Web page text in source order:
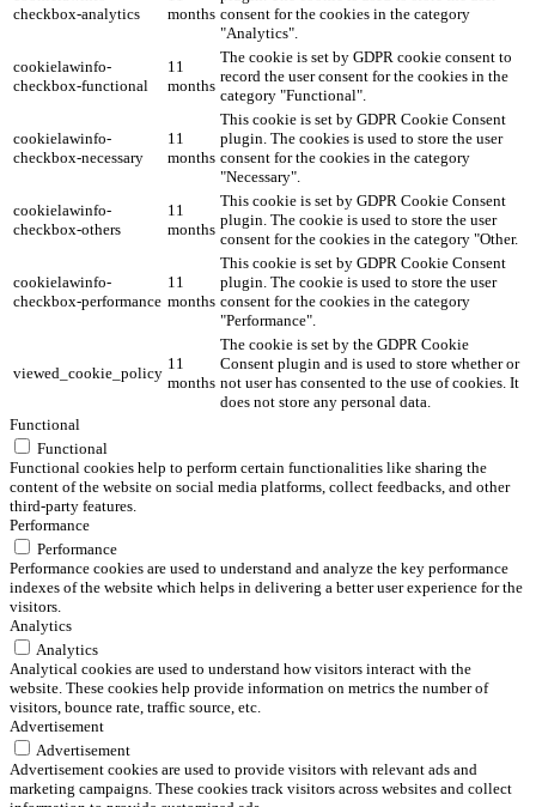
checkbox-analytics
months consent for the cookies in the category
"Analytics".
cookielawinfo-
checkbox-functional
11
months
The cookie is set by GDPR cookie consent to
record the user consent for the cookies in the
category "Functional".
cookielawinfo-
checkbox-necessary
11
months
This cookie is set by GDPR Cookie Consent
plugin. The cookies is used to store the user
consent for the cookies in the category
"Necessary".
cookielawinfo-
checkbox-others
11
months
This cookie is set by GDPR Cookie Consent
plugin. The cookie is used to store the user
consent for the cookies in the category "Other.
cookielawinfo-
checkbox-performance
11
months
This cookie is set by GDPR Cookie Consent
plugin. The cookie is used to store the user
consent for the cookies in the category
"Performance".
viewed_cookie_policy
11
months
The cookie is set by the GDPR Cookie
Consent plugin and is used to store whether or
not user has consented to the use of cookies. It
does not store any personal data.
Functional
Functional
Functional cookies help to perform certain functionalities like sharing the
content of the website on social media platforms, collect feedbacks, and other
third-party features.
Performance
Performance
Performance cookies are used to understand and analyze the key performance
indexes of the website which helps in delivering a better user experience for the
visitors.
Analytics
Analytics
Analytical cookies are used to understand how visitors interact with the
website. These cookies help provide information on metrics the number of
visitors, bounce rate, traffic source, etc.
Advertisement
Advertisement
Advertisement cookies are used to provide visitors with relevant ads and
marketing campaigns. These cookies track visitors across websites and collect